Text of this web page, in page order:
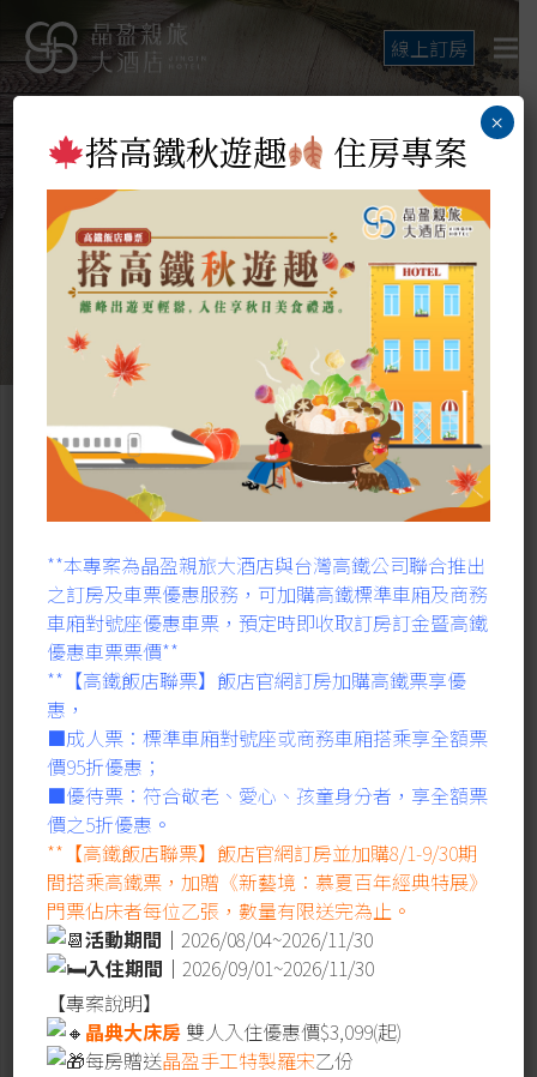
線上訂房
最新消息
Hot News
美好行程的開始
典藏禮遇 晶盈首選
access_time 2026 年 1 月 6 日 label 住房優惠
搭高鐵秋遊趣 住房專案
**本專案為晶盈親旅大酒店與台灣高鐵公司聯合推出
之訂房及車票優惠服務，可加購高鐵標準車廂及商務
車廂對號座優惠車票，預定時即收取訂房訂金暨高鐵
優惠車票票價**
**【高鐵飯店聯票】飯店官網訂房加購高鐵票享優
惠，
■成人票：標準車廂對號座或商務車廂搭乘享全額票
價95折優惠；
■優待票：符合敬老、愛心、孩童身分者，享全額票
價之5折優惠。
**【高鐵飯店聯票】飯店官網訂房並加購8/1-9/30期
間搭乘高鐵票，加贈《新藝境：慕夏百年經典特展》
門票佔床者每位乙張，數量有限送完為止。
活動期間｜ 2026/08/04~2026/11/30
入住期間｜ 2026/09/01~2026/11/30
【專案說明】
晶典大床房 雙人入住優惠價$3,099(起)
每房贈送晶盈手工特製羅宋乙份
×